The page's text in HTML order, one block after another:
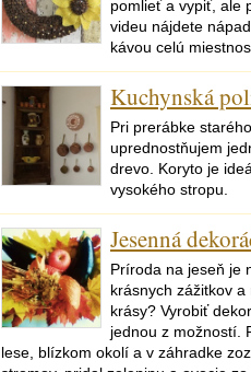
pomlieť a vypiť, ale
videu nájdete
kávou celú
Kuchynská
Pri prerábke
uprednostňujem
drevo. Koryto je
vysokého stropu.
Jesenná
Príroda na jeseň je
krásnych zážitkov
krásy? Vyrobiť
jednou z možností.
lese, blízkom okolí a v záhradke